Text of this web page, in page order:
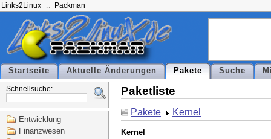
Links2Linux Packman
Startseite Aktuelle Änderungen Pakete Suche
Schnellsuche:
Entwicklung
Finanzwesen
Paketliste
Pakete Kernel
Kernel